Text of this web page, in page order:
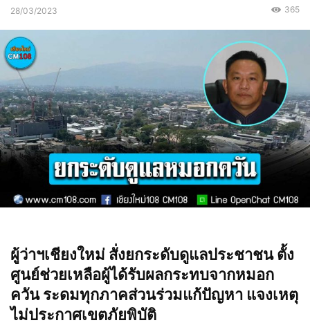
28/03/2023 365
ผู้ว่าฯเชียงใหม่ สั่งยกระดับดูแลประชาชน ตั้ง
ศูนย์ช่วยเหลือผู้ได้รับผลกระทบจากหมอก
ควัน ระดมทุกภาคส่วนร่วมแก้ปัญหา แจงเหตุ
ไม่ประกาศเขตภัยพิบัติ